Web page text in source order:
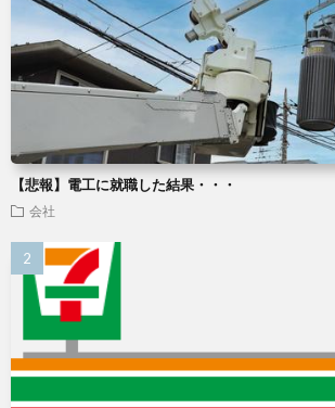
【悲報】電工に就職した結果・・・
会社